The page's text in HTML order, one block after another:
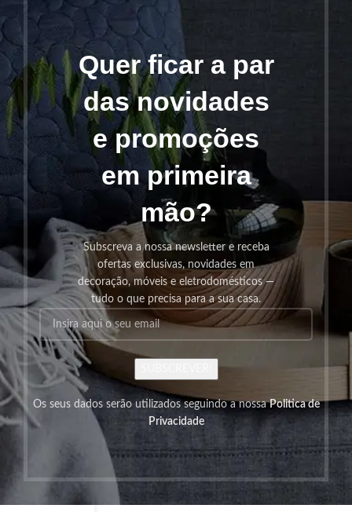
Quer ficar a par
das novidades
e promoções
em primeira
mão?
Subscreva a nossa newsletter e receba
ofertas exclusivas, novidades em
decoração, móveis e eletrodomésticos —
tudo o que precisa para a sua casa.
Os seus dados serão utilizados seguindo a nossaPolitica de
Privacidade